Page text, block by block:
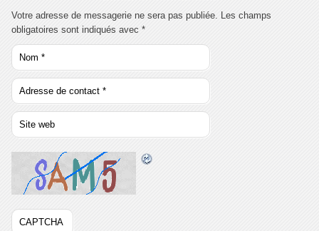
Votre adresse de messagerie ne sera pas publiée. Les champs
obligatoires sont indiqués avec *